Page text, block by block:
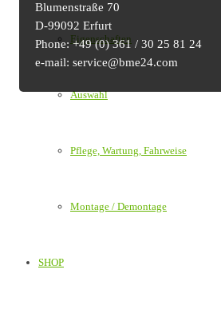
Eigenschaften
Auswahl
Pflege, Wartung, Fahrweise
Montage / Demontage
SHOP
Blumenstraße 70
D-99092 Erfurt
Phone: +49 (0) 361 / 30 25 81 24
e-mail: service@bme24.com